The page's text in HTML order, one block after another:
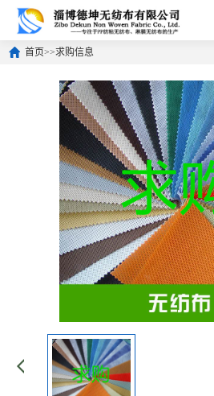
首页>>求购信息